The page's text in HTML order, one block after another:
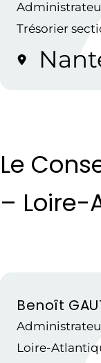
Trésorier
Le
– Loire-
Benoît
Loire-